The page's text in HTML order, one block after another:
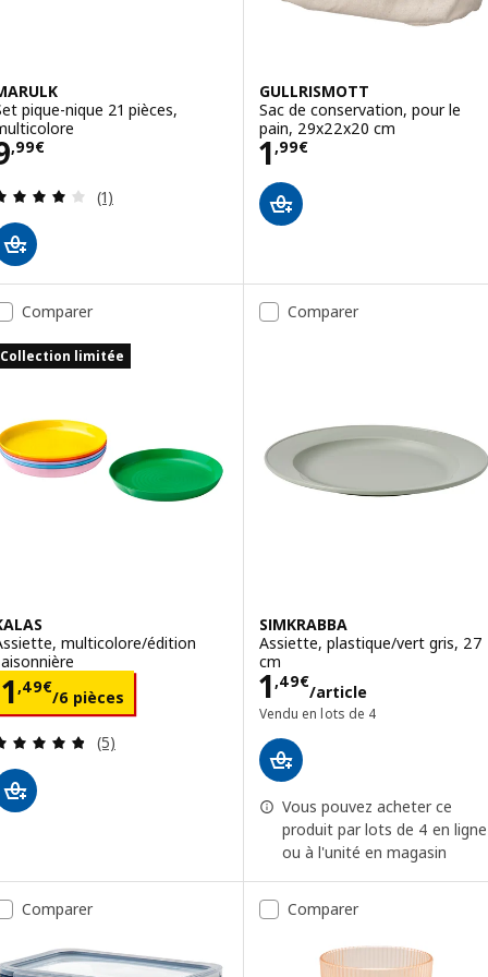
pique-nique 21 pièces,
,99€9,99€
Révision: 4 hors de 5 étoiles. Nombre total de
(1)
GULLRISMOTT
Sac de conservation, pour le
pain, 29x22x20 cm
1,99€
Prix 1,99€
Comparer
Collection limitée
multicolore/édition
1,49€
/6 pièces
1,49€/6 pièces
Révision: 4.8 hors de 5 étoiles. Nombre total de
(5)
Comparer
SIMKRABBA
Assiette, plastique/vert gris, 27
cm
1 ,49€
/article
Prix 1,49€/
Vendu en lots de 4
Vous pouvez acheter ce
produit par lots de 4 en ligne
ou à l'unité en magasin
Comparer Comparer